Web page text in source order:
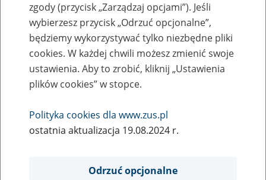
Zaproś ZUS do siebie: eZUS, wizyty
rezerwowane, e-wizyty, Aktywni 50+
Rodzaj wydarzenia
Szkolenia
Obszar merytoryczny
zgody (przycisk „Zarządzaj opcjami”). Jeśli
wybierzesz przycisk „Odrzuć opcjonalne”,
będziemy wykorzystywać tylko niezbędne pliki
cookies. W każdej chwili możesz zmienić swoje
ustawienia. Aby to zrobić, kliknij „Ustawienia
plików cookies” w stopce.
Polityka cookies dla www.zus.pl
ostatnia aktualizacja 19.08.2024 r.
Odrzuć opcjonalne